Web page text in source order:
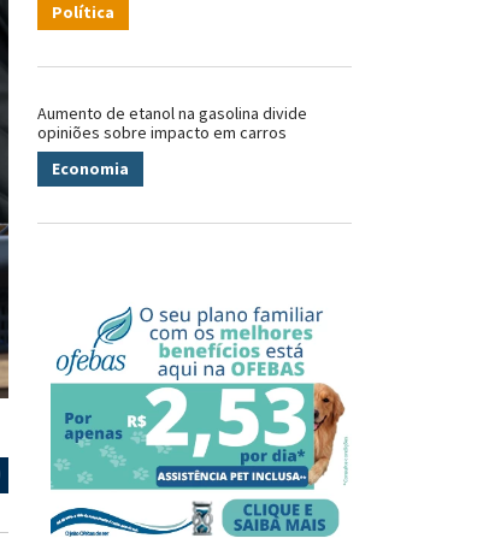
Política
Aumento de etanol na gasolina divide
opiniões sobre impacto em carros
Economia